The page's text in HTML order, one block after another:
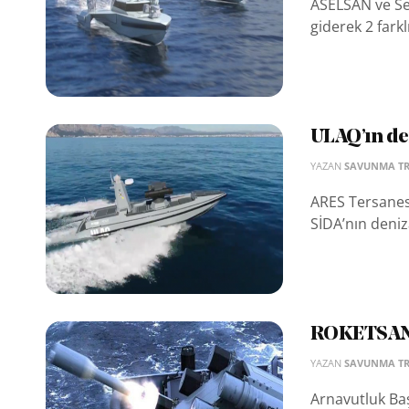
ASELSAN ve
giderek 2
ULAQ’ın
YAZAN SAVUNMA TR
ARES
SİDA’nın
YAZAN SAVUNMA TR
Arnavutluk